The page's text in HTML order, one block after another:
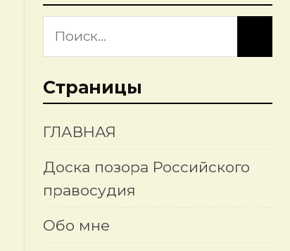
Страницы
ГЛАВНАЯ
Доска позора Российского
правосудия
Обо мне